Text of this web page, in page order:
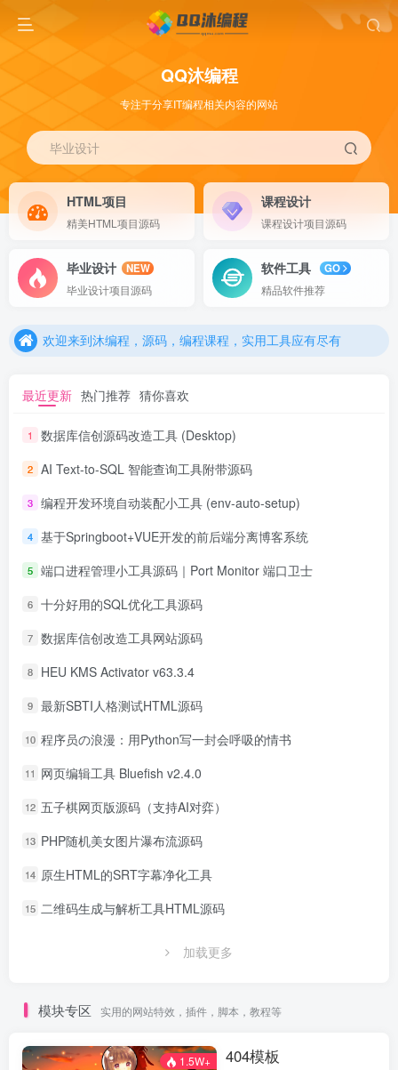
QQ沐编程
专注于分享IT编程相关内容的网站
毕业设计
HTML项目
精美HTML项目源码
课程设计
课程设计项目源码
毕业设计
NEW
毕业设计项目源码
软件工具
GO
精品软件推荐
欢迎来到沐编程，源码，编程课程，实用工具应有尽有
欢迎来到沐编程，源码，编程课程，实用工具应有尽有
最近更新 热门推荐 猜你喜欢
1 数据库信创源码改造工具 (Desktop)
2 AI Text-to-SQL 智能查询工具附带源码
3 编程开发环境自动装配小工具 (env-auto-setup)
4 基于Springboot+VUE开发的前后端分离博客系统
5 端口进程管理小工具源码｜Port Monitor 端口卫士
6 十分好用的SQL优化工具源码
7 数据库信创改造工具网站源码
8 HEU KMS Activator v63.3.4
9 最新SBTI人格测试HTML源码
10 程序员の浪漫：用Python写一封会呼吸的情书
11 网页编辑工具 Bluefish v2.4.0
12 五子棋网页版源码（支持AI对弈）
13 PHP随机美女图片瀑布流源码
14 原生HTML的SRT字幕净化工具
15 二维码生成与解析工具HTML源码
加载更多
模块专区 实用的网站特效，插件，脚本，教程等
1.5W+ 404模板